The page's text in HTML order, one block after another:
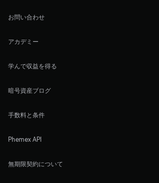
お問い合わせ
アカデミー
学んで収益を得る
暗号資産ブログ
手数料と条件
Phemex API
無期限契約について